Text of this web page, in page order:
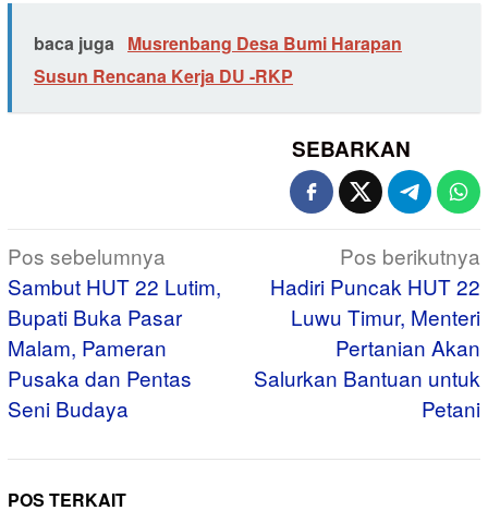
baca juga Musrenbang Desa Bumi Harapan
Susun Rencana Kerja DU -RKP
SEBARKAN
Navigasi
pos
Pos sebelumnya
Sambut HUT 22 Lutim,
Bupati Buka Pasar
Malam, Pameran
Pusaka dan Pentas
Seni Budaya
Pos berikutnya
Hadiri Puncak HUT 22
Luwu Timur, Menteri
Pertanian Akan
Salurkan Bantuan untuk
Petani
POS TERKAIT